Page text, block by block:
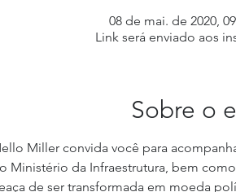
08 de mai. de 2020,
Link será enviado aos
Sobre o
Miller convida você para
Ministério da Infraestrutura, bem
de ser transformada em moeda